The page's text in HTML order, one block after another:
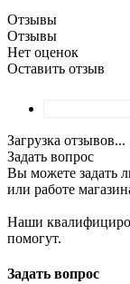
Отзывы
Отзывы
Нет оценок
Оставить отзыв
Загрузка отзывов...
Задать вопрос
Вы можете задать
или работе
Наши
помогут.
Задать вопрос